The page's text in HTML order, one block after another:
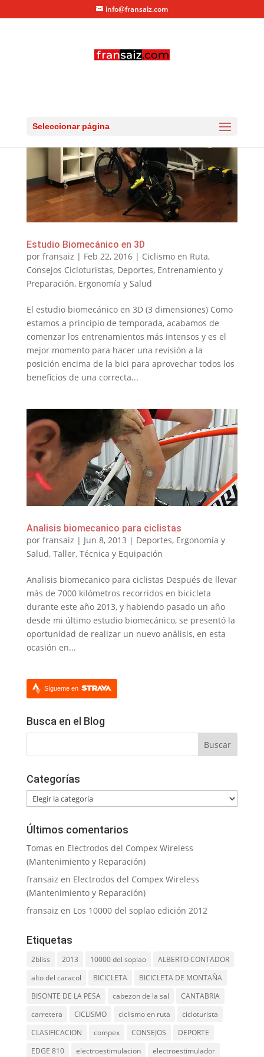
info@fransaiz.com
Seleccionar página
Estudio Biomecánico en 3D
por fransaiz | Feb 22, 2016| Ciclismo en Ruta,
Consejos Cicloturistas, Deportes, Entrenamiento y
Preparación, Ergonomía y Salud
El estudio biomecánico en 3D (3 dimensiones) Como
estamos a principio de temporada, acabamos de
comenzar los entrenamientos más intensos y es el
mejor momento para hacer una revisión a la
posición encima de la bici para aprovechar todos los
beneficios de una correcta...
Analisis biomecanico para ciclistas
por fransaiz | Jun 8, 2013 | Deportes, Ergonomía y
Salud, Taller, Técnica y Equipación
Analisis biomecanico para ciclistas Después de llevar
más de 7000 kilómetros recorridos en bicicleta
durante este año 2013, y habiendo pasado un año
desde mi último estudio biomecánico, se presentó la
oportunidad de realizar un nuevo análisis, en esta
ocasión en...
Sígueme en
Busca en el Blog
Categorías
Categorías
Últimos comentarios
Tomas en Electrodos del Compex Wireless
(Mantenimiento y Reparación)
fransaiz en Electrodos del Compex Wireless
(Mantenimiento y Reparación)
fransaiz en Los 10000 del soplao edición 2012
Etiquetas
2bliss 2013 10000 del soplao
ALBERTO CONTADOR
alto del caracol
BICICLETA
BICICLETA DE MONTAÑA
BISONTE DE LA PESA
cabezon de la sal
CANTABRIA
carretera
CICLISMO ciclismo en ruta
cicloturista
CLASIFICACION
compex CONSEJOS
DEPORTE
EDGE 810
electroestimulacion electroestimulador